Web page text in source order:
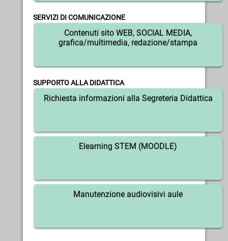
SERVIZI DI COMUNICAZIONE
Contenuti sito WEB, SOCIAL MEDIA,
grafica/multimedia, redazione/stampa
SUPPORTO ALLA DIDATTICA
Richiesta informazioni alla Segreteria Didattica
Elearning STEM (MOODLE)
Manutenzione audiovisivi aule